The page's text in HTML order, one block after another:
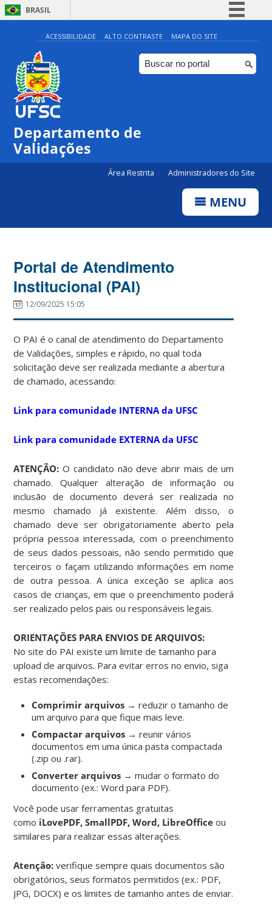
BRASIL
Simplifique!
Comunica BR
Participe
ACESSIBILIDADE ALTO CONTRASTE MAPA DO SITE
Departamento de
Validações
Área Restrita Administradores do Site
MENU
Portal de Atendimento
Institucional (PAI)
12/09/2025 15:05
O PAI é o canal de atendimento do Departamento
de Validações, simples e rápido, no qual toda
solicitação deve ser realizada mediante a abertura
de chamado, acessando:
Link para comunidade INTERNA da UFSC
Link para comunidade EXTERNA da UFSC
ATENÇÃO: O candidato não deve abrir mais de um
chamado. Qualquer alteração de informação ou
inclusão de documento deverá ser realizada no
mesmo chamado já existente. Além disso, o
chamado deve ser obrigatoriamente aberto pela
própria pessoa interessada, com o preenchimento
de seus dados pessoais, não sendo permitido que
terceiros o façam utilizando informações em nome
de outra pessoa. A única exceção se aplica aos
casos de crianças, em que o preenchimento poderá
ser realizado pelos pais ou responsáveis legais.
ORIENTAÇÕES PARA ENVIOS DE ARQUIVOS:
No site do PAI existe um limite de tamanho para
upload de arquivos. Para evitar erros no envio, siga
estas recomendações:
Comprimir arquivos → reduzir o tamanho de
um arquivo para que fique mais leve.
Compactar arquivos → reunir vários
documentos em uma única pasta compactada
(.zip ou .rar).
Converter arquivos → mudar o formato do
documento (ex.: Word para PDF).
Você pode usar ferramentas gratuitas
como iLovePDF, SmallPDF, Word, LibreOffice ou
similares para realizar essas alterações.
Atenção: verifique sempre quais documentos são
obrigatórios, seus formatos permitidos (ex.: PDF,
JPG, DOCX) e os limites de tamanho antes de enviar.